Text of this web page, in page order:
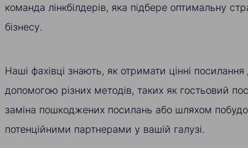
команда лінкбілдерів, яка підбере оптимальну
бізнесу.
Наші фахівці знають, як отримати цінні
допомогою різних методів, таких як гостьовий
заміна пошкоджених посилань або шляхом
потенційними партнерами у вашій галузі.